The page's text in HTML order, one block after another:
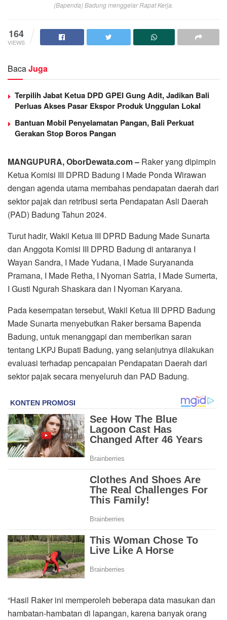
(Bapenda) Badung menggelar Rapat Kerja.
164
VIEWS
BacaJuga
Terpilih Jabat Ketua DPD GPEI Gung Adit, Jadikan Bali
Perluas Akses Pasar Ekspor Produk Unggulan Lokal
Bantuan Mobil Penyelamatan Pangan, Bali Perkuat
Gerakan Stop Boros Pangan
MANGUPURA, OborDewata.com – Raker yang dipimpin
Ketua Komisi III DPRD Badung I Made Ponda Wirawan
dengan agenda utama membahas pendapatan daerah dari
sektor pajak dan retribusi serta Pendapatan Asli Daerah
(PAD) Badung Tahun 2024.
Turut hadir, Wakil Ketua III DPRD Badung Made Sunarta
dan Anggota Komisi III DPRD Badung di antaranya I
Wayan Sandra, I Made Yudana, I Made Suryananda
Pramana, I Made Retha, I Nyoman Satria, I Made Sumerta,
I Gusti Ngurah Shaskara dan I Nyoman Karyana.
Pada kesempatan tersebut, Wakil Ketua III DPRD Badung
Made Sunarta menyebutkan Raker bersama Bapenda
Badung, untuk menanggapi dan memberikan saran
tentang LKPJ Bupati Badung, yang selanjutnya dilakukan
evaluasi terhadap pencapaian Pendapatan Daerah dari
sektor pajak secara menyeluruh dan PAD Badung.
“Hasil Raker ini memperoleh beberapa data masukan dan
hambatan-hambatan di lapangan, karena banyak orang